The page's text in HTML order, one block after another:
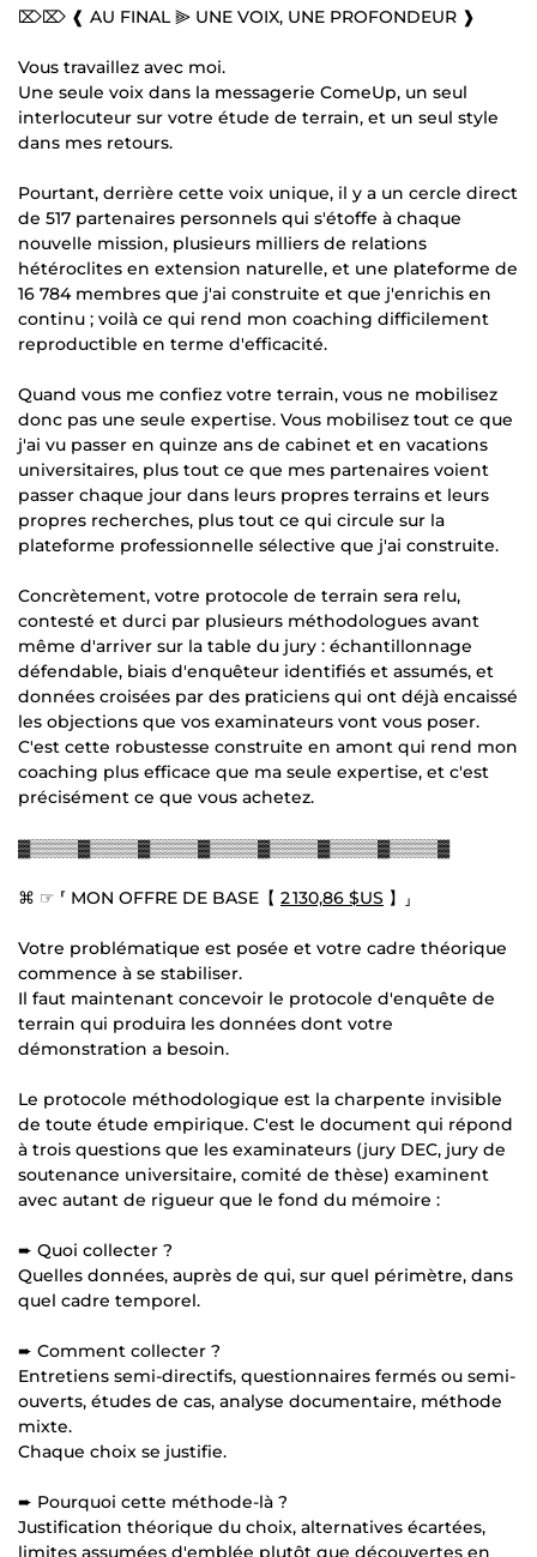
⌦⌦ ❰ AU FINAL ⫸ UNE VOIX, UNE PROFONDEUR ❱
Vous travaillez avec moi.
Une seule voix dans la messagerie ComeUp, un seul
interlocuteur sur votre étude de terrain, et un seul style
dans mes retours.
Pourtant, derrière cette voix unique, il y a un cercle direct
de 517 partenaires personnels qui s'étoffe à chaque
nouvelle mission, plusieurs milliers de relations
hétéroclites en extension naturelle, et une plateforme de
16 784 membres que j'ai construite et que j'enrichis en
continu ; voilà ce qui rend mon coaching difficilement
reproductible en terme d'efficacité.
Quand vous me confiez votre terrain, vous ne mobilisez
donc pas une seule expertise. Vous mobilisez tout ce que
j'ai vu passer en quinze ans de cabinet et en vacations
universitaires, plus tout ce que mes partenaires voient
passer chaque jour dans leurs propres terrains et leurs
propres recherches, plus tout ce qui circule sur la
plateforme professionnelle sélective que j'ai construite.
Concrètement, votre protocole de terrain sera relu,
contesté et durci par plusieurs méthodologues avant
même d'arriver sur la table du jury : échantillonnage
défendable, biais d'enquêteur identifiés et assumés, et
données croisées par des praticiens qui ont déjà encaissé
les objections que vos examinateurs vont vous poser.
C'est cette robustesse construite en amont qui rend mon
coaching plus efficace que ma seule expertise, et c'est
précisément ce que vous achetez.
▓▒▒▒▒▓▒▒▒▒▓▒▒▒▒▓▒▒▒▒▓▒▒▒▒▓▒▒▒▒▓▒▒▒▒▓
⌘ ☞ ⸢ MON OFFRE DE BASE【 2 130,86 $US 】⸥
Votre problématique est posée et votre cadre théorique
commence à se stabiliser.
Il faut maintenant concevoir le protocole d'enquête de
terrain qui produira les données dont votre
démonstration a besoin.
Le protocole méthodologique est la charpente invisible
de toute étude empirique. C'est le document qui répond
à trois questions que les examinateurs (jury DEC, jury de
soutenance universitaire, comité de thèse) examinent
avec autant de rigueur que le fond du mémoire :
➨ Quoi collecter ?
Quelles données, auprès de qui, sur quel périmètre, dans
quel cadre temporel.
➨ Comment collecter ?
Entretiens semi-directifs, questionnaires fermés ou semi-
ouverts, études de cas, analyse documentaire, méthode
mixte.
Chaque choix se justifie.
➨ Pourquoi cette méthode-là ?
Justification théorique du choix, alternatives écartées,
limites assumées d'emblée plutôt que découvertes en